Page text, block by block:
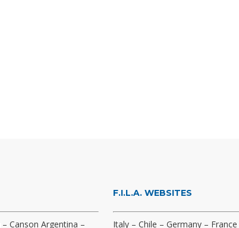
– Canson Argentina –
F.I.L.A. WEBSITES
Italy– Chile – Germany– France